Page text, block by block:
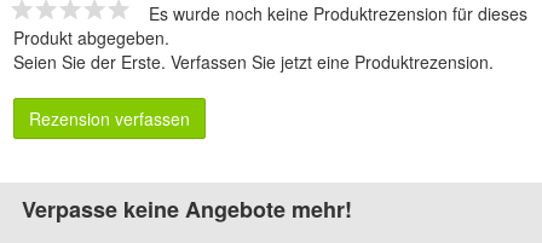
Es wurde noch keine Produktrezension für dieses
Produkt abgegeben.
Seien Sie der Erste. Verfassen Sie jetzt eine Produktrezension.
Rezension verfassen
Verpasse keine Angebote mehr!